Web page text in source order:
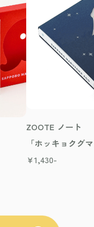
ZOOTE ノート
「ホッキョクグ
¥1,430-